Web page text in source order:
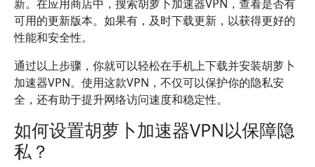
新。在应用商店中，搜索胡萝卜加速器VPN，查看是否有
可用的更新版本。如果有，及时下载更新，以获得更好的
性能和安全性。
通过以上步骤，你就可以轻松在手机上下载并安装胡萝卜
加速器VPN。使用这款VPN，不仅可以保护你的隐私安
全，还有助于提升网络访问速度和稳定性。
如何设置胡萝卜加速器VPN以保障隐
私？